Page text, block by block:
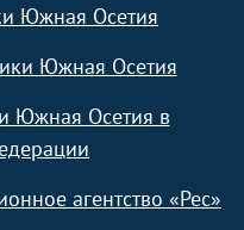
Южная Осетия
Южная Осетия
Южная Осетия в
агентство «Рес»